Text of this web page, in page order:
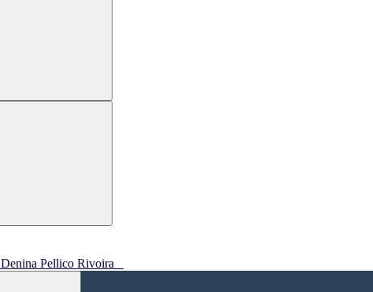
Denina Pellico Rivoira